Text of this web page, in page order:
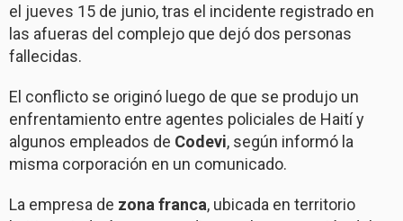
el jueves 15 de junio, tras el incidente registrado en
las afueras del complejo que dejó dos personas
fallecidas.
El conflicto se originó luego de que se produjo un
enfrentamiento entre agentes policiales de Haití y
algunos empleados de Codevi, según informó la
misma corporación en un comunicado.
La empresa de zona franca, ubicada en territorio